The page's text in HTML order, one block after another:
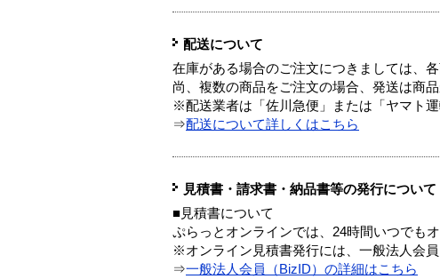
配送について
在庫がある場合のご注文につきましては、
尚、複数の商品をご注文の場合、発送は商
※配送業者は「佐川急便」または「ヤマト
⇒配送について詳しくはこちら
見積書・請求書・納品書等の発行について
■見積書について
ぷらっとオンラインでは、24時間いつでも
※オンライン見積書発行には、一般法人会
⇒一般法人会員（BizID）の詳細はこちら